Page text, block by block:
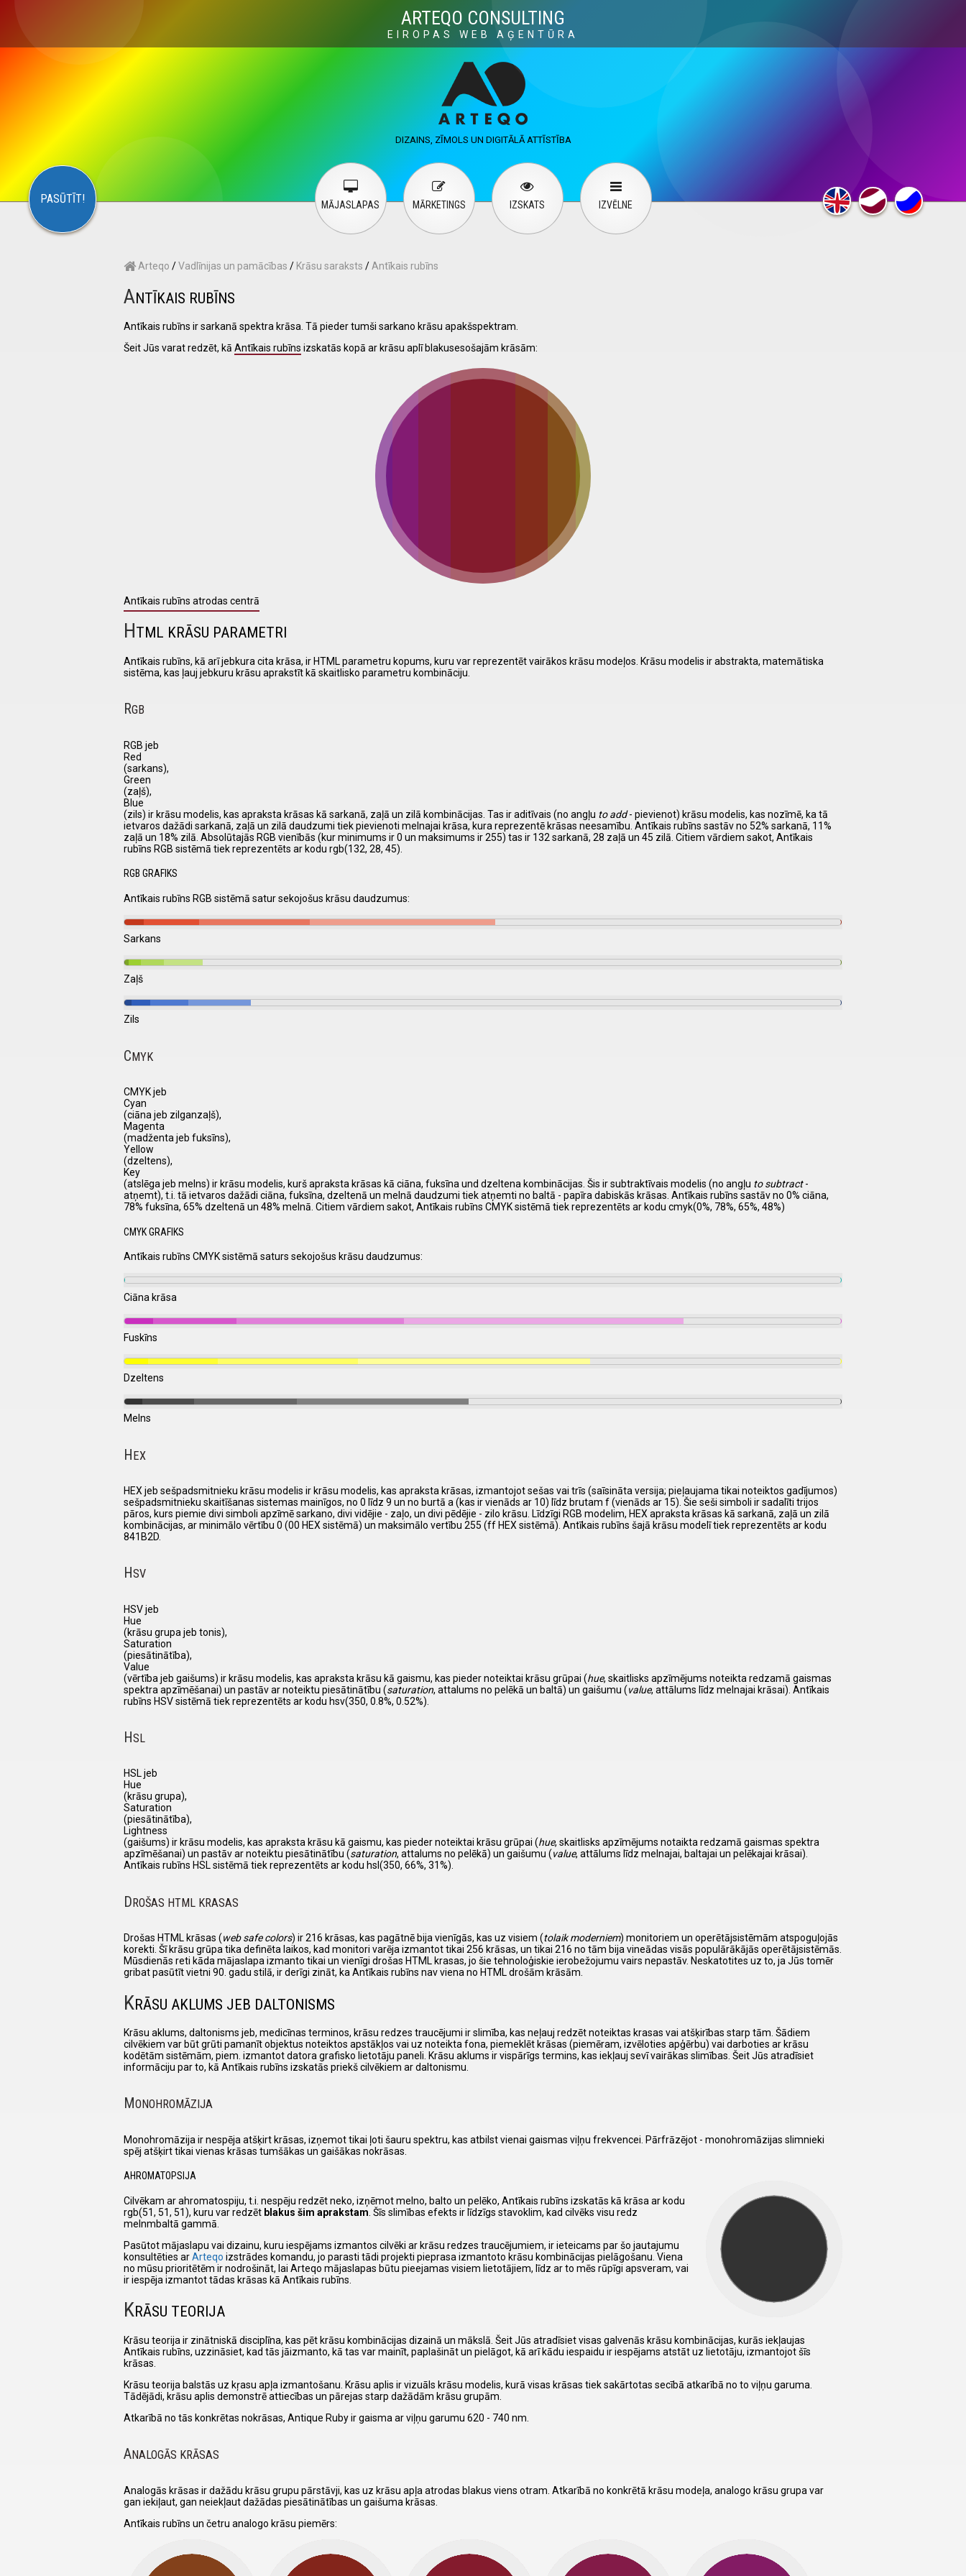
ARTEQO CONSULTING
EIROPAS WEB AĢENTŪRA
DIZAINS, ZĪMOLS UN DIGITĀLĀ ATTĪSTĪBA
PASŪTĪT! MĀJASLAPAS MĀRKETINGS IZSKATS IZVĒLNE
English Русский
Contact Us
×
Arteqo /Vadlīnijas un pamācības / Krāsu saraksts / Antīkais rubīns
ANTĪKAIS RUBĪNS
Antīkais rubīns ir sarkanā spektra krāsa. Tā pieder tumši sarkano krāsu apakšspektram.
Šeit Jūs varat redzēt, kā Antīkais rubīns izskatās kopā ar krāsu aplī blakusesošajām krāsām:
Antīkais rubīns atrodas centrā
HTML KRĀSU PARAMETRI
Antīkais rubīns, kā arī jebkura cita krāsa, ir HTML parametru kopums, kuru var reprezentēt vairākos krāsu modeļos. Krāsu modelis ir abstrakta, matemātiska
sistēma, kas ļauj jebkuru krāsu aprakstīt kā skaitlisko parametru kombināciju.
RGB
RGB jeb
Red
(sarkans),
Green
(zaļš),
Blue
(zils) ir krāsu modelis, kas apraksta krāsas kā sarkanā, zaļā un zilā kombinācijas. Tas ir aditīvais (no angļu to add- pievienot) krāsu modelis, kas nozīmē, ka tā
ietvaros dažādi sarkanā, zaļā un zilā daudzumi tiek pievienoti melnajai krāsa, kura reprezentē krāsas neesamību. Antīkais rubīns sastāv no 52% sarkanā, 11%
zaļā un 18% zilā. Absolūtajās RGB vienībās (kur minimums ir 0 un maksimums ir 255) tas ir 132 sarkanā, 28 zaļā un 45 zilā. Citiem vārdiem sakot, Antīkais
rubīns RGB sistēmā tiek reprezentēts ar kodu rgb(132, 28, 45).
RGB GRAFIKS
Antīkais rubīns RGB sistēmā satur sekojošus krāsu daudzumus:
Sarkans
Zaļš
Zils
CMYK
CMYK jeb
Cyan
(ciāna jeb zilganzaļš),
Magenta
(madženta jeb fuksīns),
Yellow
(dzeltens),
Key
(atslēga jeb melns) ir krāsu modelis, kurš apraksta krāsas kā ciāna, fuksīna und dzeltena kombinācijas. Šis ir subtraktīvais modelis (no angļu to subtract-
atņemt), t.i. tā ietvaros dažādi ciāna, fuksīna, dzeltenā un melnā daudzumi tiek atņemti no baltā - papīra dabiskās krāsas. Antīkais rubīns sastāv no 0% ciāna,
78% fuksīna, 65% dzeltenā un 48% melnā. Citiem vārdiem sakot, Antīkais rubīns CMYK sistēmā tiek reprezentēts ar kodu cmyk(0%, 78%, 65%, 48%)
CMYK GRAFIKS
Antīkais rubīns CMYK sistēmā saturs sekojošus krāsu daudzumus:
Ciāna krāsa
Fuskīns
Dzeltens
Melns
HEX
HEX jeb sešpadsmitnieku krāsu modelis ir krāsu modelis, kas apraksta krāsas, izmantojot sešas vai trīs (saīsināta versija; pieļaujama tikai noteiktos gadījumos)
sešpadsmitnieku skaitīšanas sistemas mainīgos, no 0 līdz 9 un no burtā a (kas ir vienāds ar 10) līdz brutam f (vienāds ar 15). Šie seši simboli ir sadalīti trijos
pāros, kurs piemie divi simboli apzīmē sarkano, divi vidējie - zaļo, un divi pēdējie - zilo krāsu. Līdzīgi RGB modelim, HEX apraksta krāsas kā sarkanā, zaļā un zilā
kombinācijas, ar minimālo vērtību 0 (00 HEX sistēmā) un maksimālo vertību 255 (ff HEX sistēmā). Antīkais rubīns šajā krāsu modelī tiek reprezentēts ar kodu
841B2D.
HSV
HSV jeb
Hue
(krāsu grupa jeb tonis),
Saturation
(piesātinātība),
Value
(vērtība jeb gaišums) ir krāsu modelis, kas apraksta krāsu kā gaismu, kas pieder noteiktai krāsu grūpai (hue, skaitlisks apzīmējums noteikta redzamā gaismas
spektra apzīmēšanai) un pastāv ar noteiktu piesātinātību (saturation, attalums no pelēkā un baltā) un gaišumu (value, attālums līdz melnajai krāsai). Antīkais
rubīns HSV sistēmā tiek reprezentēts ar kodu hsv(350, 0.8%, 0.52%).
HSL
HSL jeb
Hue
(krāsu grupa),
Saturation
(piesātinātība),
Lightness
(gaišums) ir krāsu modelis, kas apraksta krāsu kā gaismu, kas pieder noteiktai krāsu grūpai (hue, skaitlisks apzīmējums notaikta redzamā gaismas spektra
apzīmēšanai) un pastāv ar noteiktu piesātinātību (saturation, attalums no pelēkā) un gaišumu (value, attālums līdz melnajai, baltajai un pelēkajai krāsai).
Antīkais rubīns HSL sistēmā tiek reprezentēts ar kodu hsl(350, 66%, 31%).
DROŠAS HTML KRASAS
Drošas HTML krāsas (web safe colors) ir 216 krāsas, kas pagātnē bija vienīgās, kas uz visiem (tolaik moderniem) monitoriem un operētājsistēmām atspoguļojās
korekti. Šī krāsu grūpa tika definēta laikos, kad monitori varēja izmantot tikai 256 krāsas, un tikai 216 no tām bija vineādas visās populārākājās operētājsistēmās.
Mūsdienās reti kāda mājaslapa izmanto tikai un vienīgi drošas HTML krasas, jo šie tehnoloģiskie ierobežojumu vairs nepastāv. Neskatotites uz to, ja Jūs tomēr
gribat pasūtīt vietni 90. gadu stilā, ir derīgi zināt, ka Antīkais rubīns nav viena no HTML drošām krāsām.
KRĀSU AKLUMS JEB DALTONISMS
Krāsu aklums, daltonisms jeb, medicīnas terminos, krāsu redzes traucējumi ir slimība, kas neļauj redzēt noteiktas krasas vai atšķirības starp tām. Šādiem
cilvēkiem var būt grūti pamanīt objektus noteiktos apstākļos vai uz noteikta fona, piemeklēt krāsas (piemēram, izvēloties apģērbu) vai darboties ar krāsu
kodētām sistēmām, piem. izmantot datora grafisko lietotāju paneli. Krāsu aklums ir vispārīgs termins, kas iekļauj sevī vairākas slimības. Šeit Jūs atradīsiet
informāciju par to, kā Antīkais rubīns izskatās priekš cilvēkiem ar daltonismu.
MONOHROMĀZIJA
Monohromāzija ir nespēja atšķirt krāsas, izņemot tikai ļoti šauru spektru, kas atbilst vienai gaismas viļņu frekvencei. Pārfrāzējot - monohromāzijas slimnieki
spēj atšķirt tikai vienas krāsas tumšākas un gaišākas nokrāsas.
AHROMATOPSIJA
Cilvēkam ar ahromatospiju, t.i. nespēju redzēt neko, izņēmot melno, balto un pelēko, Antīkais rubīns izskatās kā krāsa ar kodu
rgb(51, 51, 51), kuru var redzēt blakus šim aprakstam . Šīs slimības efekts ir līdzīgs stavoklim, kad cilvēks visu redz
melnmbaltā gammā.
Pasūtot mājaslapu vai dizainu, kuru iespējams izmantos cilvēki ar krāsu redzes traucējumiem, ir ieteicams par šo jautajumu
konsultēties arArteqo izstrādes komandu, jo parasti tādi projekti pieprasa izmantoto krāsu kombinācijas pielāgošanu. Viena
no mūsu prioritētēm ir nodrošināt, lai Arteqo mājaslapas būtu pieejamas visiem lietotājiem, līdz ar to mēs rūpīgi apsveram, vai
ir iespēja izmantot tādas krāsas kā Antīkais rubīns.
KRĀSU TEORIJA
Krāsu teorija ir zinātniskā disciplīna, kas pēt krāsu kombinācijas dizainā un mākslā. Šeit Jūs atradīsiet visas galvenās krāsu kombinācijas, kurās iekļaujas
Antīkais rubīns, uzzināsiet, kad tās jāizmanto, kā tas var mainīt, paplašināt un pielāgot, kā arī kādu iespaidu ir iespējams atstāt uz lietotāju, izmantojot šīs
krāsas.
Krāsu teorija balstās uz kŗasu apļa izmantošanu. Krāsu aplis ir vizuāls krāsu modelis, kurā visas krāsas tiek sakārtotas secībā atkarībā no to viļņu garuma.
Tādējādi, krāsu aplis demonstrē attiecības un pārejas starp dažādām krāsu grupām.
Atkarībā no tās konkrētas nokrāsas, Antique Ruby ir gaisma ar viļņu garumu 620 - 740 nm.
ANALOGĀS KRĀSAS
Analogās krāsas ir dažādu krāsu grupu pārstāvji, kas uz krāsu apļa atrodas blakus viens otram. Atkarībā no konkrētā krāsu modeļa, analogo krāsu grupa var
gan iekiļaut, gan neiekļaut dažādas piesātinātības un gaišuma krāsas.
Antīkais rubīns un četru analogo krāsu piemērs: